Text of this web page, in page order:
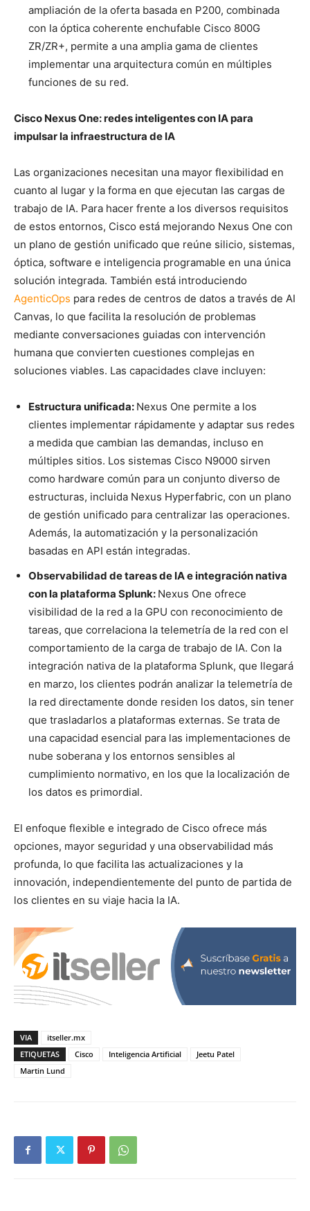
ampliación de la oferta basada en P200, combinada
con la óptica coherente enchufable Cisco 800G
ZR/ZR+, permite a una amplia gama de clientes
implementar una arquitectura común en múltiples
funciones de su red.
Cisco Nexus One: redes inteligentes con IA para
impulsar la infraestructura de IA
Las organizaciones necesitan una mayor flexibilidad en
cuanto al lugar y la forma en que ejecutan las cargas de
trabajo de IA. Para hacer frente a los diversos requisitos
de estos entornos, Cisco está mejorando Nexus One con
un plano de gestión unificado que reúne silicio, sistemas,
óptica, software e inteligencia programable en una única
solución integrada. También está introduciendo
AgenticOps para redes de centros de datos a través de AI
Canvas, lo que facilita la resolución de problemas
mediante conversaciones guiadas con intervención
humana que convierten cuestiones complejas en
soluciones viables. Las capacidades clave incluyen:
Estructura unificada: Nexus One permite a los
clientes implementar rápidamente y adaptar sus redes
a medida que cambian las demandas, incluso en
múltiples sitios. Los sistemas Cisco N9000 sirven
como hardware común para un conjunto diverso de
estructuras, incluida Nexus Hyperfabric, con un plano
de gestión unificado para centralizar las operaciones.
Además, la automatización y la personalización
basadas en API están integradas.
Observabilidad de tareas de IA e integración nativa
con la plataforma Splunk: Nexus One ofrece
visibilidad de la red a la GPU con reconocimiento de
tareas, que correlaciona la telemetría de la red con el
comportamiento de la carga de trabajo de IA. Con la
integración nativa de la plataforma Splunk, que llegará
en marzo, los clientes podrán analizar la telemetría de
la red directamente donde residen los datos, sin tener
que trasladarlos a plataformas externas. Se trata de
una capacidad esencial para las implementaciones de
nube soberana y los entornos sensibles al
cumplimiento normativo, en los que la localización de
los datos es primordial.
El enfoque flexible e integrado de Cisco ofrece más
opciones, mayor seguridad y una observabilidad más
profunda, lo que facilita las actualizaciones y la
innovación, independientemente del punto de partida de
los clientes en su viaje hacia la IA.
VIA
itseller.mx
ETIQUETAS
Cisco Inteligencia Artificial
Jeetu Patel
Martin Lund